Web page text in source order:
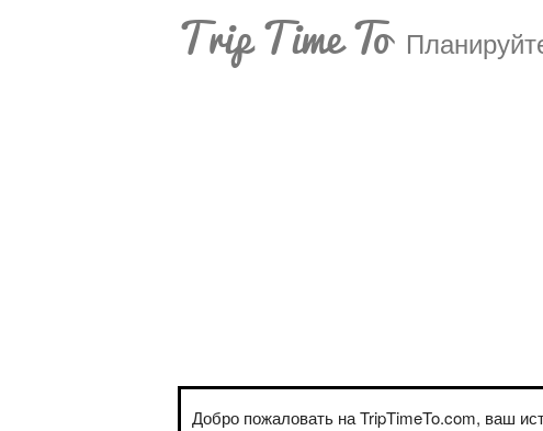
Trip Time To
Добро пожаловать на TripTimeTo.com, ваш